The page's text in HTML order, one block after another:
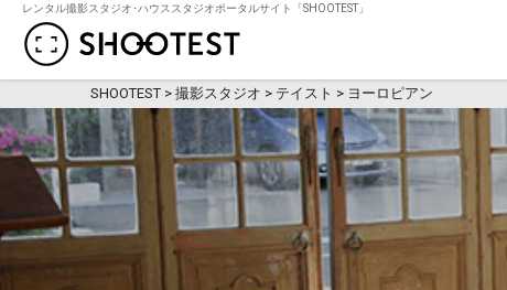
レンタル撮影スタジオ･ハウススタジオポータルサイト「SHOOTEST」
SHOOTEST > 撮影スタジオ > テイスト > ヨーロピアン